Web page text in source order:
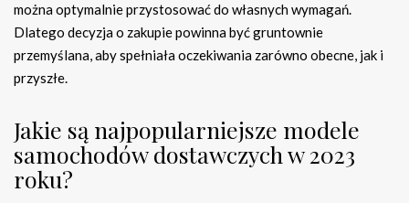
można optymalnie przystosować do własnych wymagań.
Dlatego decyzja o zakupie powinna być gruntownie
przemyślana, aby spełniała oczekiwania zarówno obecne, jak i
przyszłe.
Jakie są najpopularniejsze modele
samochodów dostawczych w 2023
roku?